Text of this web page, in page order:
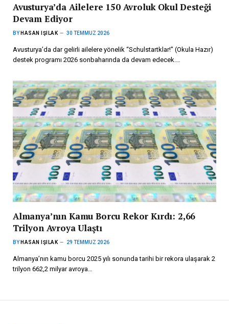
Avusturya’da Ailelere 150 Avroluk Okul Desteği
Devam Ediyor
BY HASAN IŞILAK 30 TEMMUZ 2026
Avusturya’da dar gelirli ailelere yönelik “Schulstartklar!” (Okula Hazır)
destek programı 2026 sonbaharında da devam edecek.…
Almanya’nın Kamu Borcu Rekor Kırdı: 2,66
Trilyon Avroya Ulaştı
BY HASAN IŞILAK 29 TEMMUZ 2026
Almanya’nın kamu borcu 2025 yılı sonunda tarihi bir rekora ulaşarak 2
trilyon 662,2 milyar avroya…